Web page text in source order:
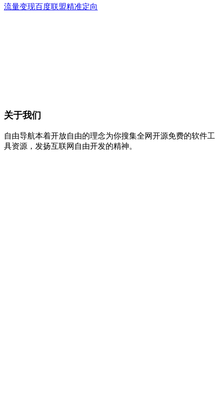
流量变现百度联盟精准定向
关于我们
自由导航本着开放自由的理念为你搜集全网开源免费的软件工
具资源，发扬互联网自由开发的精神。